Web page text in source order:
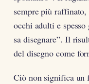
sempre più
occhi adulti e
sa disegnare”. Il
del disegno come
Ciò non significa